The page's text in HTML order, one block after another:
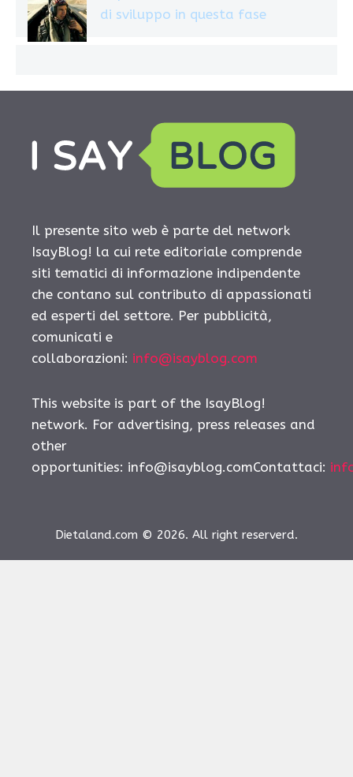
di sviluppo in questa fase
Il presente sito web è parte del network
IsayBlog! la cui rete editoriale comprende
siti tematici di informazione indipendente
che contano sul contributo di appassionati
ed esperti del settore. Per pubblicità,
comunicati e
collaborazioni: info@isayblog.com
This website is part of the IsayBlog!
network. For advertising, press releases and
other
opportunities: info@isayblog.comContattaci:
Dietaland.com © 2026. All right reserverd.